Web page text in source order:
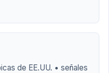
de EE.UU. • señales